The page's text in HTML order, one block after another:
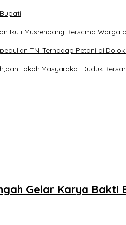
Ikuti Musrenbang Bersama Warga
TNI Terhadap Petani di Dolok
Tokoh Masyarakat Duduk
Gelar Karya